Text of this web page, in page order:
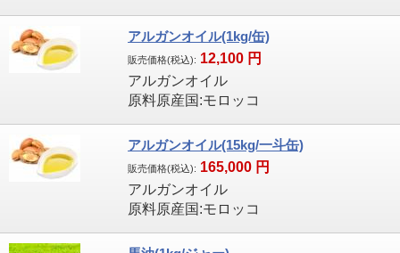
アルガンオイル(1kg/缶)
販売価格(税込): 12,100 円
アルガンオイル
原料原産国:モロッコ
アルガンオイル(15kg/一斗缶)
販売価格(税込): 165,000 円
アルガンオイル
原料原産国:モロッコ